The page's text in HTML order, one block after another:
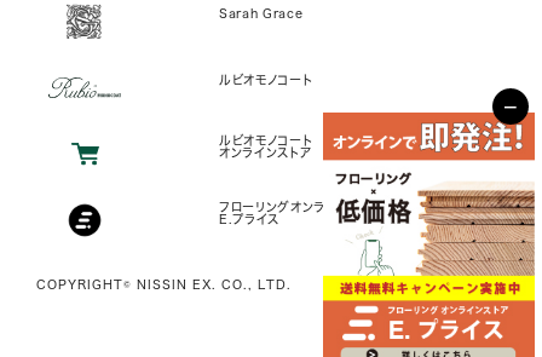
Sarah Grace
ルビオモノコート
ルビオモノコート
オンラインストア
フローリングオンラインストア
E.プライス
COPYRIGHT© NISSIN EX. CO., LTD.
−